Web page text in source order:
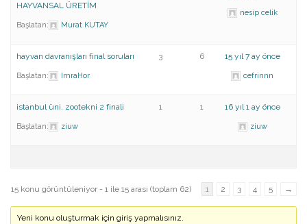
HAYVANSAL ÜRETİM
Başlatan: Murat KUTAY
nesip celik
hayvan davranışları final soruları
Başlatan: ImraHor
3 6 15 yıl 7 ay önce
cefrinnn
istanbul üni. zootekni 2 finali
Başlatan: ziuw
1 1 16 yıl 1 ay önce
ziuw
15 konu görüntüleniyor - 1 ile 15 arası (toplam 62) 1 2 3 4 5 →
Yeni konu oluşturmak için giriş yapmalısınız.